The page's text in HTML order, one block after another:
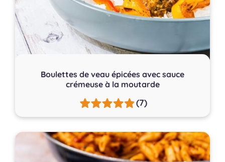
Boulettes de veau épicées avec sauce
crémeuse à la moutarde
(7)